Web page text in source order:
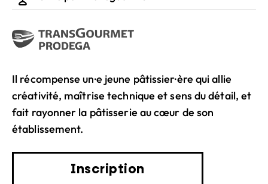
Il récompense un·e jeune pâtissier·ère qui allie
créativité, maîtrise technique et sens du détail, et
fait rayonner la pâtisserie au cœur de son
établissement.
Inscription